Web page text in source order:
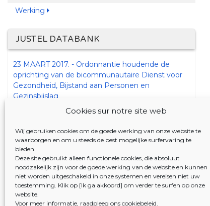
Cookies sur notre site web
Wij gebruiken cookies om de goede werking van onze website te
waarborgen en om u steeds de best mogelijke surfervaring te
bieden.
Deze site gebruikt alleen functionele cookies, die absoluut
noodzakelijk zijn voor de goede werking van de website en kunnen
niet worden uitgeschakeld in onze systemen en vereisen niet uw
toestemming. Klik op [Ik ga akkoord] om verder te surfen op onze
website.
Voor meer informatie, raadpleeg ons cookiebeleid.
Werking
JUSTEL DATABANK
23 MAART 2017. - Ordonnantie houdende de
oprichting van de bicommunautaire Dienst voor
Gezondheid, Bijstand aan Personen en
Gezinsbijslag